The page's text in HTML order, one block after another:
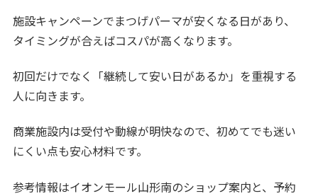
施設キャンペーンでまつげパーマが安くなる日があり、
タイミングが合えばコスパが高くなります。
初回だけでなく「継続して安い日があるか」を重視する
人に向きます。
商業施設内は受付や動線が明快なので、初めてでも迷い
にくい点も安心材料です。
参考情報はイオンモール山形南のショップ案内と、予約